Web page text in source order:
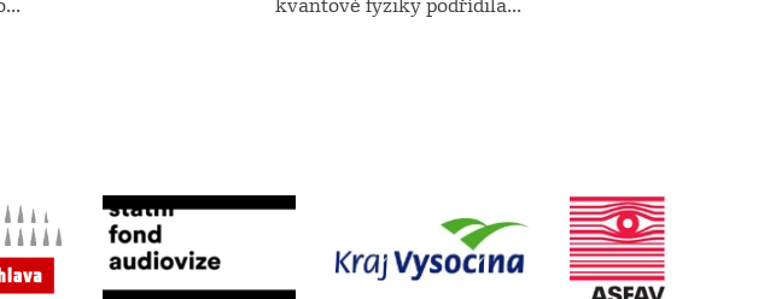
...
kvantové fyziky podřídila...